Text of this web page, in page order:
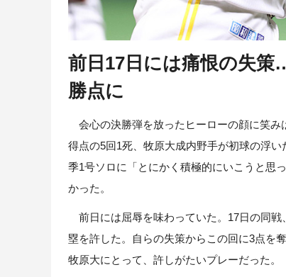
前日17日には痛恨の失
勝点に
会心の決勝弾を放ったヒーローの顔に笑み
得点の5回1死、牧原大成内野手が初球の浮
季1号ソロに「とにかく積極的にいこうと思
かった。
前日には屈辱を味わっていた。17日の同戦
塁を許した。自らの失策からこの回に3点を
牧原大にとって、許しがたいプレーだった。